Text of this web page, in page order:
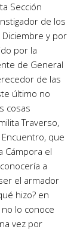
Sección
de los
y por
por la
de General
de las
último no
cosas
Traverso,
que
Cámpora el
a
el armador
hizo? en
lo conoce
vez por